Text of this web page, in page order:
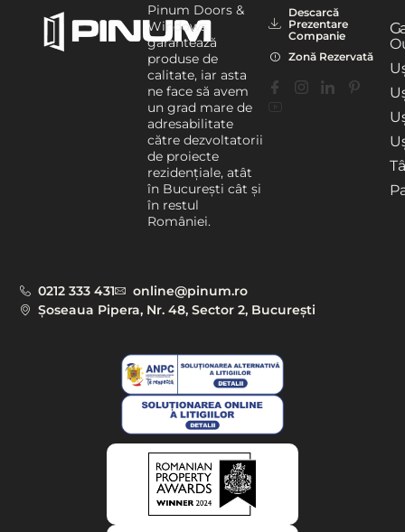
Pinum Doors &
Windows
garantează
produse de
calitate, iar asta
ne face să avem
un grad mare de
adresabilitate
către dezvoltatorii
de proiecte
rezidențiale, atât
în București cât și
în restul
României.
Descarcă
Prezentare
Companie
Zonă Rezervată
0212 333 431
online@pinum.ro
Șoseaua Pipera, Nr. 48, Sector 2, București